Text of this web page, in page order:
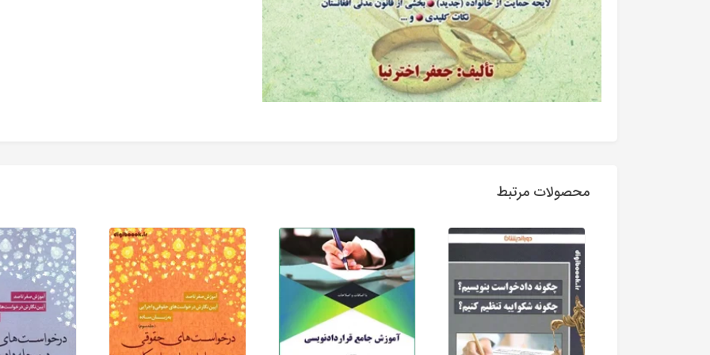
محصولات مرتبط